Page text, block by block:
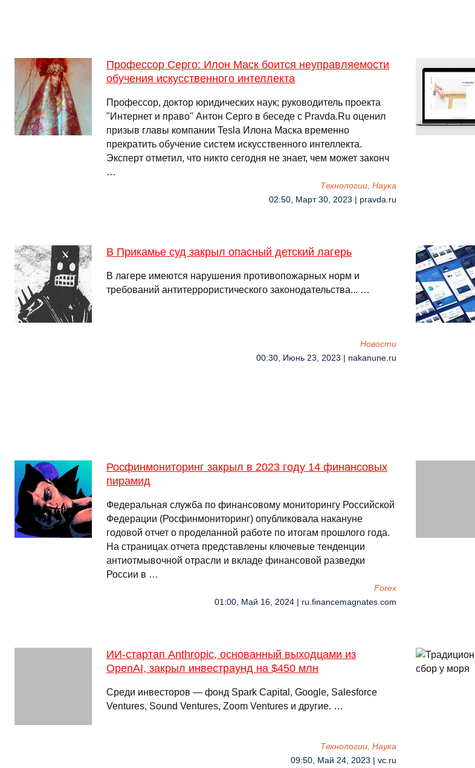
Профессор Серго: Илон Маск боится неуправляемости
обучения искусственного интеллекта
Профессор, доктор юридических наук; руководитель проекта
"Интернет и право" Антон Серго в беседе с Pravda.Ru оценил
призыв главы компании Tesla Илона Маска временно
прекратить обучение систем искусственного интеллекта.
Эксперт отметил, что никто сегодня не знает, чем может законч
…
Технологии, Наука
02:50, Март 30, 2023 | pravda.ru
В Прикамье суд закрыл опасный детский лагерь
В лагере имеются нарушения противопожарных норм и
требований антитеррористического законодательства... …
Новости
00:30, Июнь 23, 2023 | nakanune.ru
Росфинмониторинг закрыл в 2023 году 14 финансовых
пирамид
Федеральная служба по финансовому мониторингу Российской
Федерации (Росфинмониторинг) опубликовала накануне
годовой отчет о проделанной работе по итогам прошлого года.
На страницах отчета представлены ключевые тенденции
антиотмывочной отрасли и вкладе финансовой разведки
России в …
Forex
01:00, Май 16, 2024 | ru.financemagnates.com
ИИ-стартап Anthropic, основанный выходцами из
OpenAI, закрыл инвестраунд на $450 млн
Среди инвесторов — фонд Spark Capital, Google, Salesforce
Ventures, Sound Ventures, Zoom Ventures и другие. …
Технологии, Наука
09:50, Май 24, 2023 | vc.ru